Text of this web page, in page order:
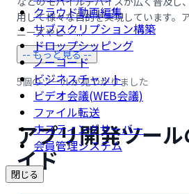
クラウド動画編集
サブスクリプション構築
ドロップシッピング
ノーコード
ビジネスチャット
ビデオ会議(WEB会議)
ファイル転送
ホスティングサーバー
会員管理システム
閉じる
用して様々な目的を実現しています。
ニーズやビ …...
-- もっと見る --
5個のツールが見つかりました
アプリ開発ツー
イド